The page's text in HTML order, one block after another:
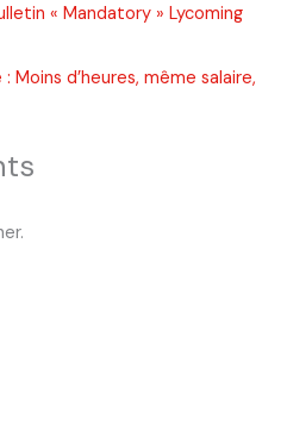
« Mandatory » Lycoming
Moins d’heures, même salaire,